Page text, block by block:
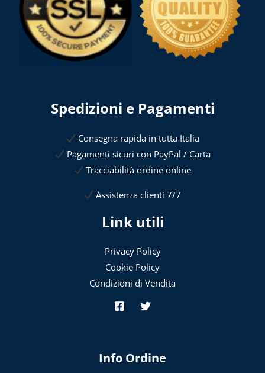
Spedizioni e Pagamenti
Consegna rapida in tutta Italia
Pagamenti sicuri con PayPal / Carta
Tracciabilità ordine online
Assistenza clienti 7/7
Link utili
Privacy Policy
Cookie Policy
Condizioni di Vendita
Info Ordine